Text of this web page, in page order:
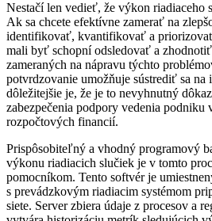
Nestačí len vedieť, že výkon riadiaceho
Ak sa chcete efektívne zamerať na
identifikovať, kvantifikovať a
mali byť schopní odsledovať a
zameraných na nápravu týchto
potvrdzovanie umožňuje sústrediť sa
dôležitejšie je, že je to nevyhnutný
zabezpečenia podpory vedenia podniku
rozpočtových financií.
Prispôsobiteľný a vhodný programový
výkonu riadiacich slučiek je v tomto
pomocníkom. Tento softvér je
s prevádzkovým riadiacim systémom
siete. Server zbiera údaje z procesov a